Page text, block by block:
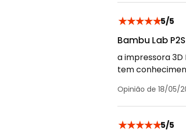
★★★★★5/5
Bambu Lab P2S
a impressora 3D
tem
Opinião de 18/05/
★★★★★5/5